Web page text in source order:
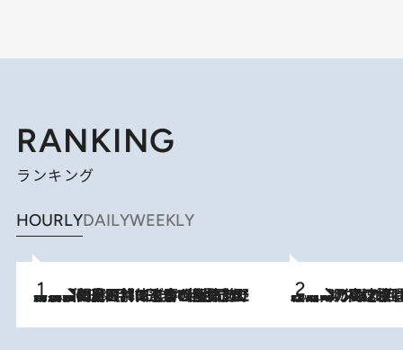
RANKING
ランキング
HOURLYDAILYWEEKLY
2026.8.8
「最後に見られてよかった」上野動物園の東園パンダ舎が解体前に特別公開。8月16日まで延長されたパネル展と共に辿る“半世紀”のパンダ飼育《解体工事の図面あり》 2026.8.7
「湘南乃風に憧れて」観客大盛上がりの“タオル回し”に、ラッパー顔負けの高速歌唱まで…さだまさし（74）のアグレッシブすぎる現在地